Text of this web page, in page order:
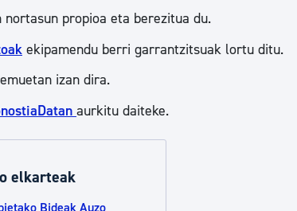
propioa eta berezitua du.
ekipamendu berri garrantzitsuak lortu ditu.
izan dira.
aurkitu daiteke.
elkarteak
Bideak Auzo